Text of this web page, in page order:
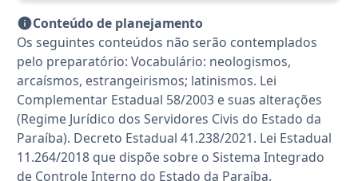
Conteúdo de planejamento
Os seguintes conteúdos não serão contemplados
pelo preparatório: Vocabulário: neologismos,
arcaísmos, estrangeirismos; latinismos. Lei
Complementar Estadual 58/2003 e suas alterações
(Regime Jurídico dos Servidores Civis do Estado da
Paraíba). Decreto Estadual 41.238/2021. Lei Estadual
11.264/2018 que dispõe sobre o Sistema Integrado
de Controle Interno do Estado da Paraíba.